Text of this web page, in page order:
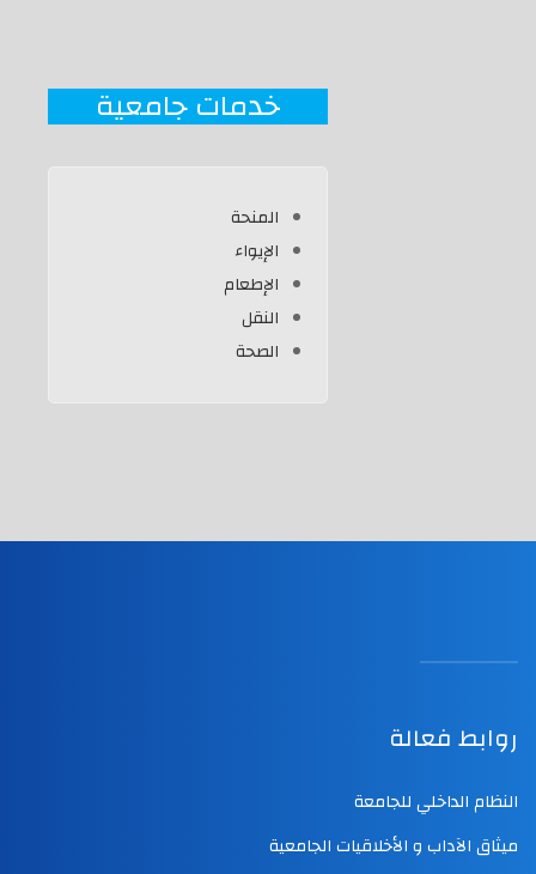
خدمات جامعية
المنحة
الإيواء
الإطعام
النقل
الصحة
روابط فعالة
النظام الداخلي للجامعة
ميثاق الآداب و الأخلاقيات الجامعية